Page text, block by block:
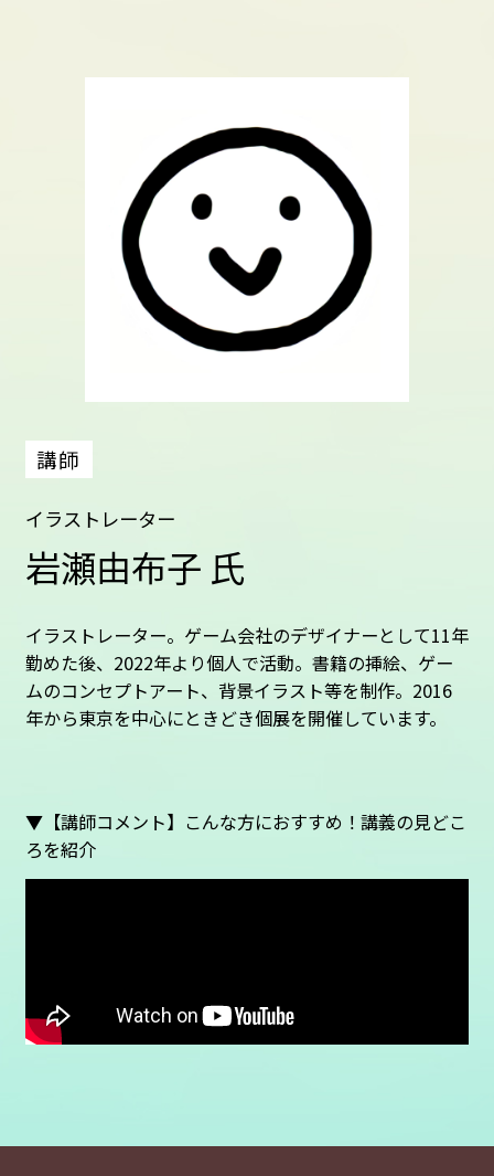
講師
イラストレーター
岩瀬由布子 氏
イラストレーター。ゲーム会社のデザイナーとして11年
勤めた後、2022年より個人で活動。書籍の挿絵、ゲー
ムのコンセプトアート、背景イラスト等を制作。2016
年から東京を中心にときどき個展を開催しています。
▼【講師コメント】こんな方におすすめ！講義の見どこ
ろを紹介